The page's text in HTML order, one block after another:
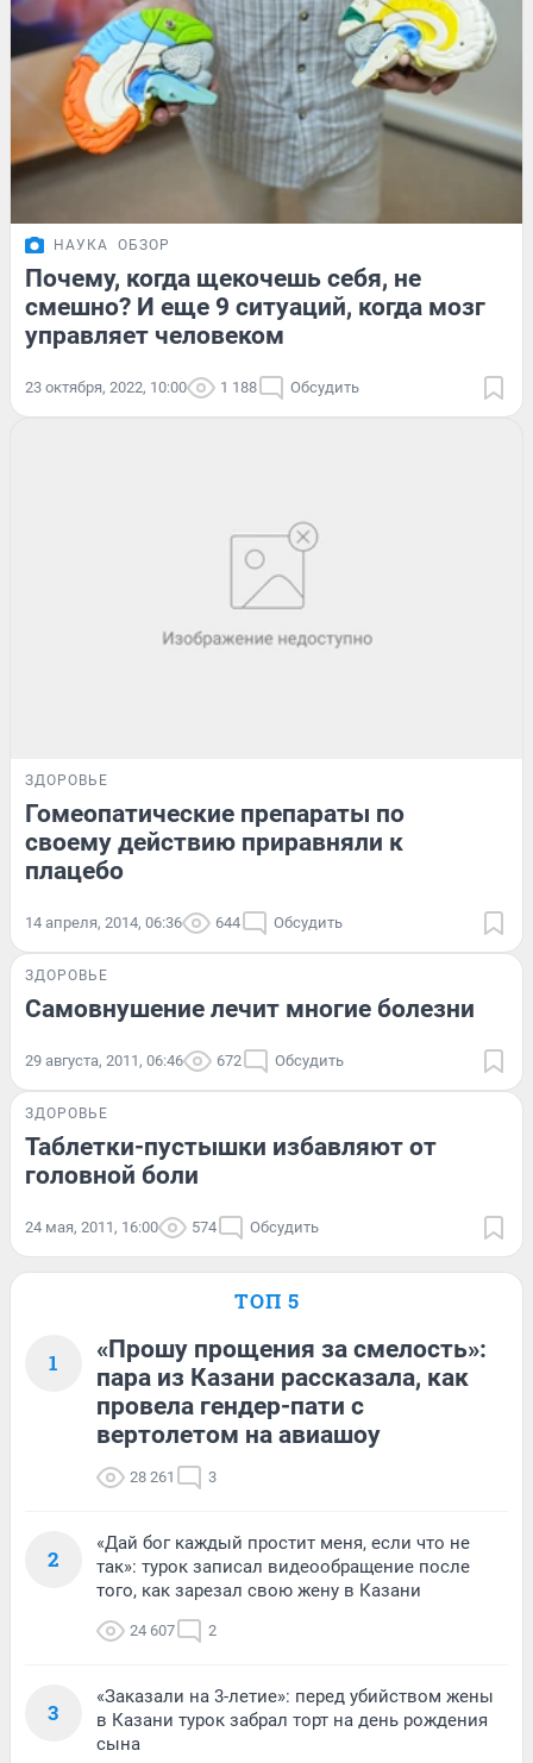
НАУКА ОБЗОР
Почему, когда щекочешь себя, не
смешно? И еще 9 ситуаций, когда мозг
управляет человеком
23 октября, 2022, 10:00 1 188 Обсудить
ЗДОРОВЬЕ
Гомеопатические препараты по
своему действию приравняли к
плацебо
14 апреля, 2014, 06:36 644 Обсудить
ЗДОРОВЬЕ
Самовнушение лечит многие болезни
29 августа, 2011, 06:46 672 Обсудить
ЗДОРОВЬЕ
Таблетки-пустышки избавляют от
головной боли
24 мая, 2011, 16:00 574 Обсудить
ТОП 5
1
«Прошу прощения за смелость»:
пара из Казани рассказала, как
провела гендер-пати с
вертолетом на авиашоу
28 261 3
2
«Дай бог каждый простит меня, если что не
так»: турок записал видеообращение после
того, как зарезал свою жену в Казани
24 607 2
3
«Заказали на 3-летие»: перед убийством жены
в Казани турок забрал торт на день рождения
сына